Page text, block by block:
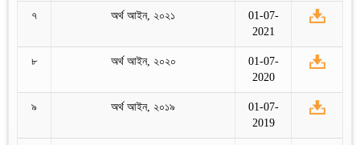
৭ অর্থ আইন, ২০২১
01-07-
2021
৮ অর্থ আইন, ২০২০
01-07-
2020
৯ অর্থ আইন, ২০১৯
01-07-
2019